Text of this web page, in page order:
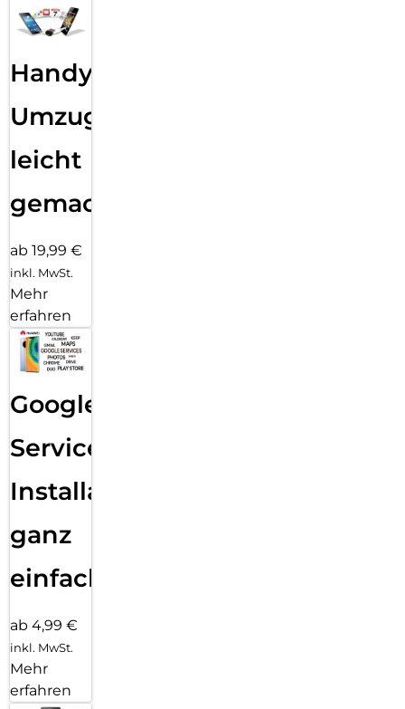
Handy
Umzug
leicht
gemacht!
ab 19,99 €
inkl. MwSt.
Mehr
erfahren
Google
Services
Installation
ganz
einfach
ab 4,99 €
inkl. MwSt.
Mehr
erfahren